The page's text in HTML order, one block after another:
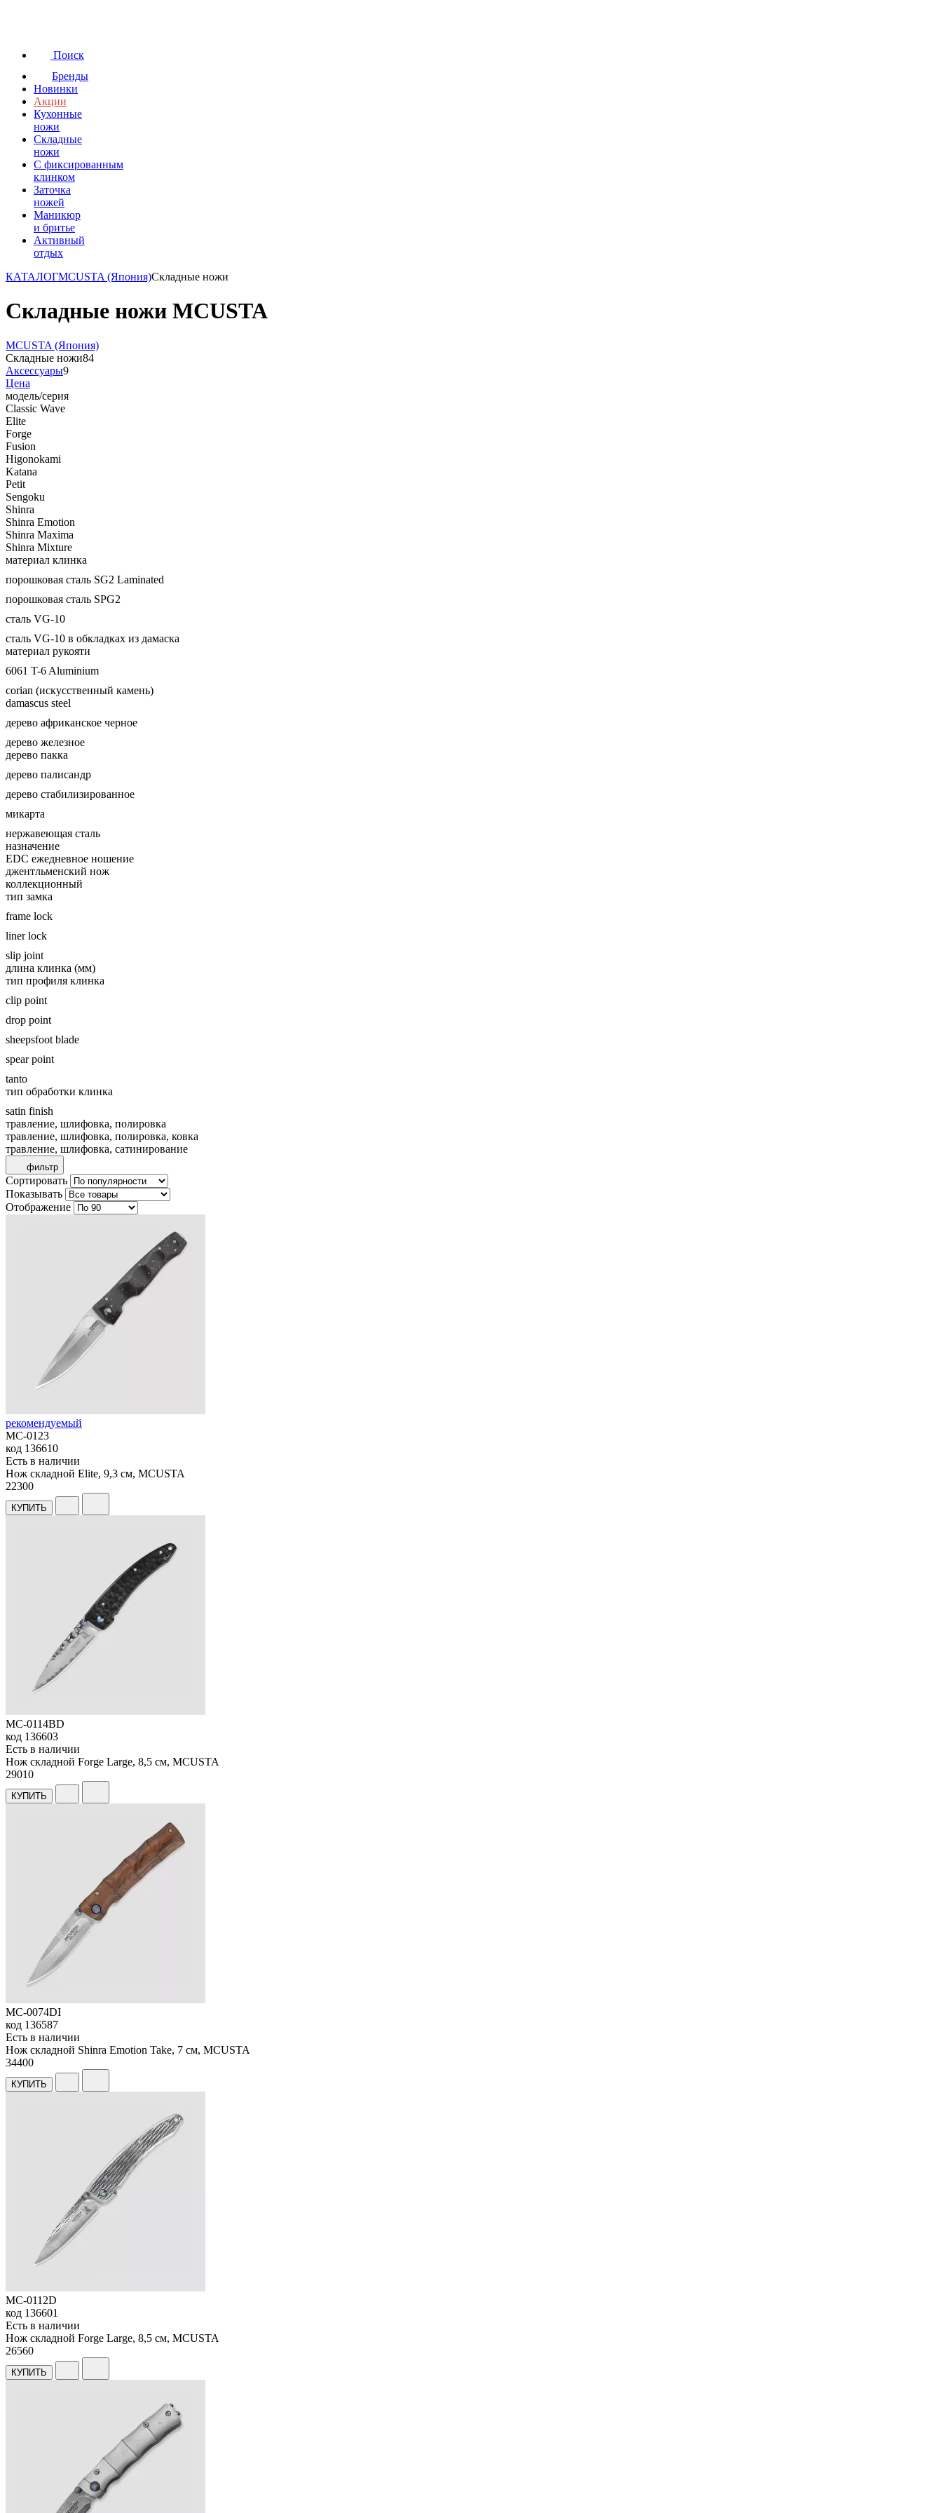
Поиск
Бренды
Новинки
Акции
Кухонные
ножи
Складные
ножи
C фиксированным
клинком
Заточка
ножей
Маникюр
и бритье
Активный
отдых
КАТАЛОГMCUSTA (Япония)Складные ножи
Складные ножи MCUSTA
MCUSTA (Япония)
Складные ножи84
Аксессуары9
Цена
модель/серия
Classic Wave
Elite
Forge
Fusion
Higonokami
Katana
Petit
Sengoku
Shinra
Shinra Emotion
Shinra Maxima
Shinra Mixture
материал клинка
порошковая сталь SG2 Laminated
порошковая сталь SPG2
сталь VG-10
сталь VG-10 в обкладках из дамаска
материал рукояти
6061 T-6 Aluminium
corian (искусственный камень)
damascus steel
дерево африканское черное
дерево железное
дерево пакка
дерево палисандр
дерево стабилизированное
микарта
нержавеющая сталь
назначение
EDC ежедневное ношение
джентльменский нож
коллекционный
тип замка
frame lock
liner lock
slip joint
длина клинка (мм)
тип профиля клинка
clip point
drop point
sheepsfoot blade
spear point
tanto
тип обработки клинка
satin finish
травление, шлифовка, полировка
травление, шлифовка, полировка, ковка
травление, шлифовка, сатинирование
фильтр
Сортировать
Показывать
Отображение
рекомендуемый
MC-0123
код 136610
Есть в наличии
Нож складной Elite, 9,3 см, MCUSTA
22300
КУПИТЬ
MC-0114BD
код 136603
Есть в наличии
Нож складной Forge Large, 8,5 см, MCUSTA
29010
КУПИТЬ
MC-0074DI
код 136587
Есть в наличии
Нож складной Shinra Emotion Take, 7 см, MCUSTA
34400
КУПИТЬ
MC-0112D
код 136601
Есть в наличии
Нож складной Forge Large, 8,5 см, MCUSTA
26560
КУПИТЬ